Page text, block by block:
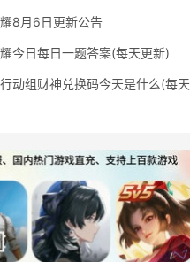
8月6日更新公告
今日每日一题答案(每天更新)
动组财神兑换码今天是什么(每天